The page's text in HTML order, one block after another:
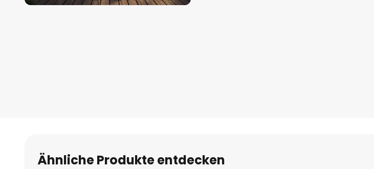
Ähnliche Produkte entdecken